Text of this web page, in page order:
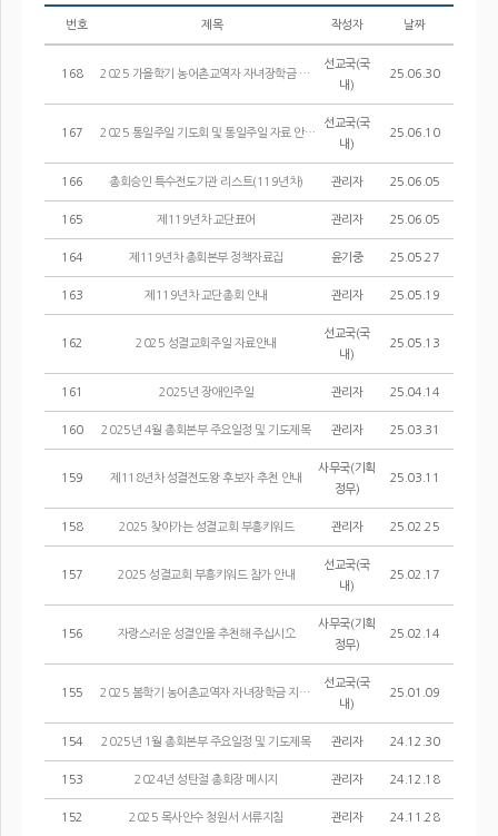
번호 제목 작성자 날짜
168 2025 가을학기 농어촌교역자 자녀장학금 지원선발공고
선교국(국
내)
25.06.30
167 2025 통일주일 기도회 및 통일주일 자료 안내
선교국(국
내)
25.06.10
166 총회승인 특수전도기관 리스트(119년차) 관리자 25.06.05
165 제119년차 교단표어 관리자 25.06.05
164 제119년차 총회본부 정책자료집 윤기중 25.05.27
163 제119년차 교단총회 안내 관리자 25.05.19
162 2025 성결교회주일 자료안내
선교국(국
내)
25.05.13
161 2025년 장애인주일 관리자 25.04.14
160 2025년 4월 총회본부 주요일정 및 기도제목 관리자 25.03.31
159 제118년차 성결전도왕 후보자 추천 안내
사무국(기획
정무)
25.03.11
158 2025 찾아가는 성결교회 부흥키워드 관리자 25.02.25
157 2025 성결교회 부흥키워드 참가 안내
선교국(국
내)
25.02.17
156 자랑스러운 성결인을 추천해 주십시오
사무국(기획
정무)
25.02.14
155 2025 봄학기 농어촌교역자 자녀장학금 지원선발공고
선교국(국
내)
25.01.09
154 2025년 1월 총회본부 주요일정 및 기도제목 관리자 24.12.30
153 2024년 성탄절 총회장 메시지 관리자 24.12.18
152 2025 목사안수 청원서 서류지침 관리자 24.11.28